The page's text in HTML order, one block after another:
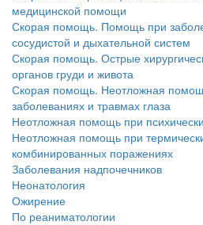
медицинской помощи
Скорая помощь. Помощь при
сосудистой и дыхательной систем
Скорая помощь. Острые
органов груди и живота
Скорая помощь. Неотложная
заболеваниях и травмах глаза
Неотложная помощь при
Неотложная помощь при
комбинированных поражениях
Заболевания надпочечников
Неонатология
Ожирение
По реаниматологии